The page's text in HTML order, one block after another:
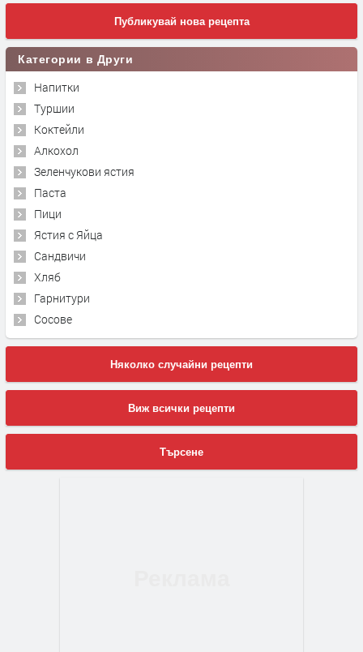
Публикувай нова рецепта
Категории в Други
Напитки
Туршии
Коктейли
Алкохол
Зеленчукови ястия
Паста
Пици
Ястия с Яйца
Сандвичи
Хляб
Гарнитури
Сосове
Няколко случайни рецепти
Виж всички рецепти
Търсене